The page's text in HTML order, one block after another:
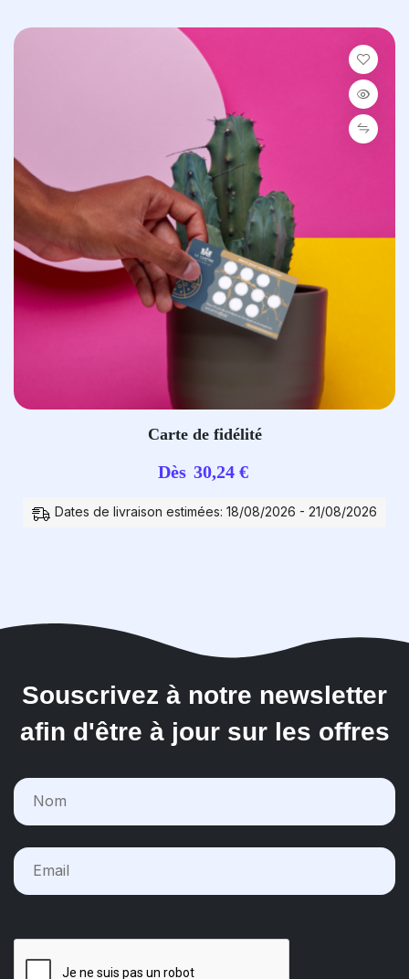
Carte de fidélité
Dès 30,24 €
Dates de livraison estimées: 18/08/2026 - 21/08/2026
Souscrivez à notre newsletter
afin d'être à jour sur les offres